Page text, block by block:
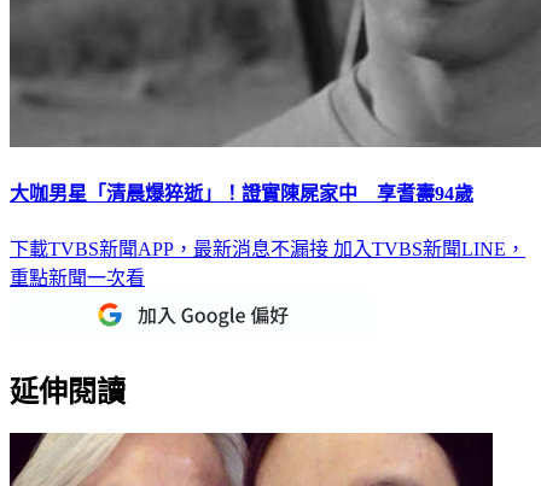
大咖男星「清晨爆猝逝」！證實陳屍家中 享耆壽94歲
下載TVBS新聞APP，最新消息不漏接 加入TVBS新聞LINE，
重點新聞一次看
延伸閱讀